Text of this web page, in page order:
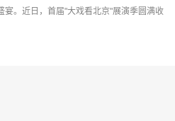
。近日，首届"大戏看北京"展演季圆满收